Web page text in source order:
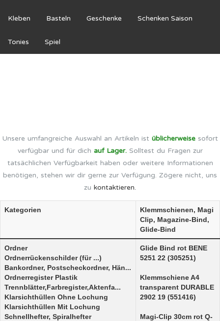
Kleben Basteln Geschenke Schenken Saison
Tonies Spiel
Unsere umfangreiche Auswahl an Artikeln ist üblicherweise sofort
verfügbar und für dich auf Lager.Solltest du Fragen zur
tatsächlichen Verfügbarkeit haben oder weitere Informationen
benötigen, stehen wir dir gerne zur Verfügung. Zögere nicht, uns
zu kontaktieren.
Kategorien
Klemmschienen, Magi
Clip, Magazine-Bind,
Glide-Bind
Ordner
Ordnerrückenschilder (für ...)
Bankordner, Postscheckordner, Hän...
Ordnerregister Plastik
Trennblätter,Farbregister,Aktenfa...
Klarsichthüllen Ohne Lochung
Klarsichthüllen Mit Lochung
Schnellhefter, Spiralhefter
Glide Bind rot BENE
5251 22 (305251)
Klemmschiene A4
transparent DURABLE
2902 19 (551416)
Magi-Clip 30cm rot Q-